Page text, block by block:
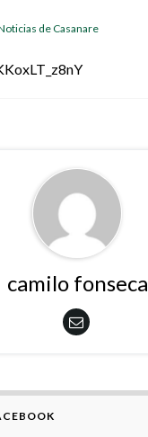
de Casanare
camilo fonseca